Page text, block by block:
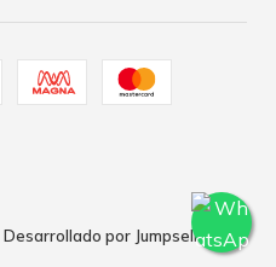
Desarrollado por Jumpseller.